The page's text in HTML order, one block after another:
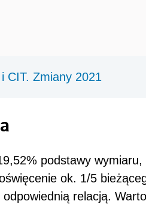
CIT. Zmiany 2021
podstawy
ok. 1/5
odpowiednią relacją.